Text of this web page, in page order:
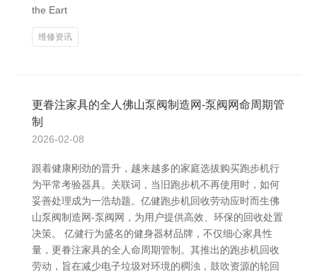
the Eart
维修资讯
更眷注家具的全人佛山泵阀制造网-泵阀网命周期管
制
2026-02-08
跟着健康刚劲的晋升，越来越多的家庭选拔购买跑步机行
为平常考验器具。关联词，当旧跑步机不再使用时，如何
妥善处理成为一浩劫题。亿健跑步机回收劳动应时而生佛
山泵阀制造网-泵阀网，为用户提供高效、环保的回收处置
决策。 亿健行为盛名的健身器材品牌，不仅细心家具性
量，更眷注家具的全人命周期管制。其推出的跑步机回收
劳动，旨在减少电子垃圾对环境的稠浊，鼓吹资源的轮回